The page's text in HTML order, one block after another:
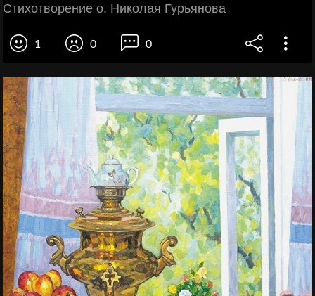
Стихотворение о. Николая Гурьянова
1 0 0